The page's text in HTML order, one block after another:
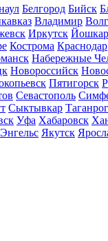
Белгород Бийск
Владимир
Иркутск
Кострома Краснодар
Набережные
Новороссийск
Пятигорск
Севастополь
Сыктывкар Таганрог
Уфа Хабаровск
Энгельс Якутск